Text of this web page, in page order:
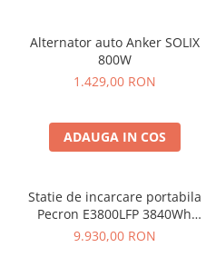
Alternator auto Anker SOLIX
800W
1.429,00 RON
ADAUGA IN COS
Statie de incarcare portabila
Pecron E3800LFP 3840Wh
4200W + Carucior CADOU
9.930,00 RON